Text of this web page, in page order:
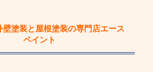
壁塗装と屋根塗装の専門店エース
ペイント